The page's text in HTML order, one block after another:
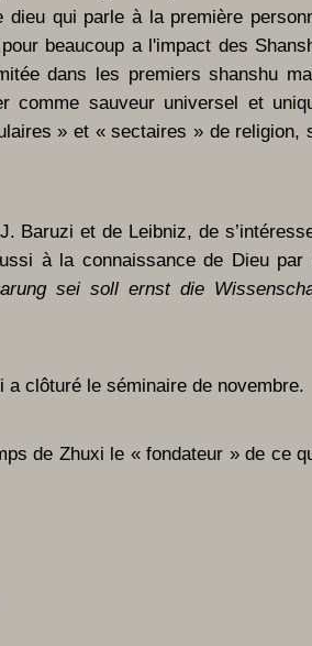
qui parle à la première
beaucoup a l'impact des
dans les premiers shanshu
comme sauveur universel et
» et « sectaires » de religion,
Baruzi et de Leibniz, de
à la connaissance de Dieu par
sei soll ernst die
clôturé le séminaire de novembre.
de Zhuxi le « fondateur » de ce